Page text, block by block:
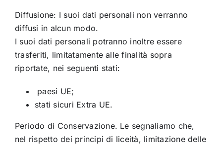
Diffusione: I suoi dati personali non verranno
diffusi in alcun modo.
I suoi dati personali potranno inoltre essere
trasferiti, limitatamente alle finalità sopra
riportate, nei seguenti stati:
paesi UE;
stati sicuri Extra UE.
Periodo di Conservazione. Le segnaliamo che,
nel rispetto dei principi di liceità, limitazione delle